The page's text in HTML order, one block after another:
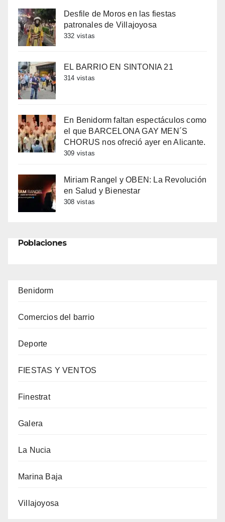
Desfile de Moros en las fiestas
patronales de Villajoyosa
332 vistas
EL BARRIO EN SINTONIA 21
314 vistas
En Benidorm faltan espectáculos como
el que BARCELONA GAY MEN´S
CHORUS nos ofreció ayer en Alicante.
309 vistas
Miriam Rangel y OBEN: La Revolución
en Salud y Bienestar
308 vistas
Poblaciones
Benidorm
Comercios del barrio
Deporte
FIESTAS Y VENTOS
Finestrat
Galera
La Nucia
Marina Baja
Villajoyosa